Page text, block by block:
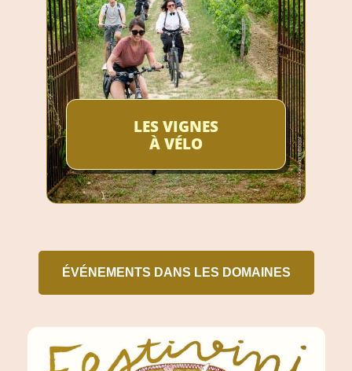
LES VIGNES
À VÉLO
ÉVÉNEMENTS DANS LES DOMAINES